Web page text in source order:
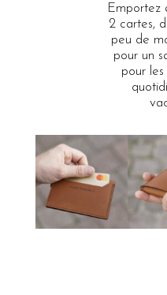
Emportez
2 cartes,
peu de
pour un
pour